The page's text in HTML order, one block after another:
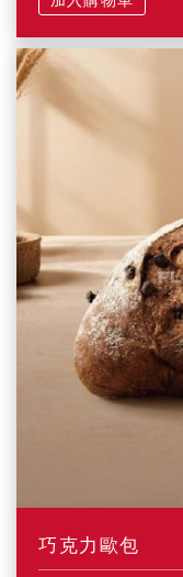
巧克力歐包